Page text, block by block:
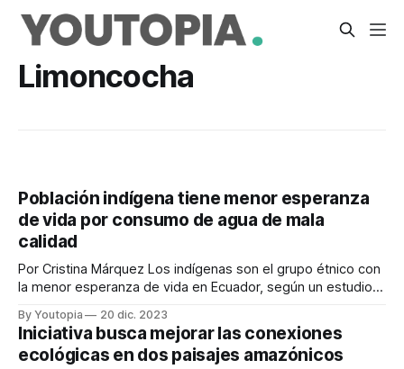
Limoncocha
Población indígena tiene menor esperanza
de vida por consumo de agua de mala
calidad
Por Cristina Márquez Los indígenas son el grupo étnico con
la menor esperanza de vida en Ecuador, según un estudio
La investigación, que se divulgó en diciembre del 2022, se
hizo con datos recabados en los hospitales públicos de
todos los
By Youtopia 20 dic. 2023
Iniciativa busca mejorar las conexiones
ecológicas en dos paisajes amazónicos